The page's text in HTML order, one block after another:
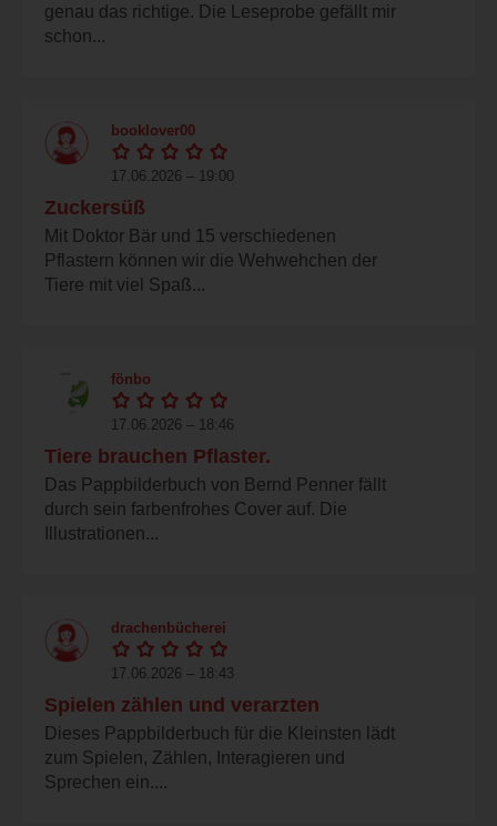
genau das richtige. Die Leseprobe gefällt mir
schon...
booklover00
17.06.2026 – 19:00
Zuckersüß
Mit Doktor Bär und 15 verschiedenen
Pflastern können wir die Wehwehchen der
Tiere mit viel Spaß...
fönbo
17.06.2026 – 18:46
Tiere brauchen Pflaster.
Das Pappbilderbuch von Bernd Penner fällt
durch sein farbenfrohes Cover auf. Die
Illustrationen...
drachenbücherei
17.06.2026 – 18:43
Spielen zählen und verarzten
Dieses Pappbilderbuch für die Kleinsten lädt
zum Spielen, Zählen, Interagieren und
Sprechen ein....